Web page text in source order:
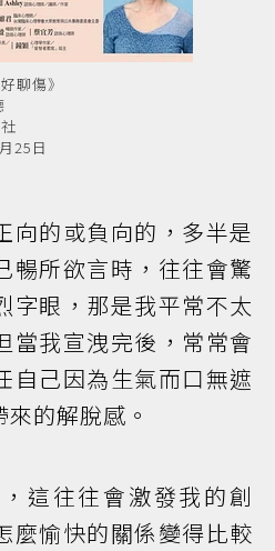
聊傷》
25日
向的或負向的，多半是
暢所欲言時，往往會驚
字眼，那是我平常不太
當我宣洩完後，常常會
自己因為生氣而口無遮
的解脫感。
這往往會激發我的創
麼愉快的關係變得比較